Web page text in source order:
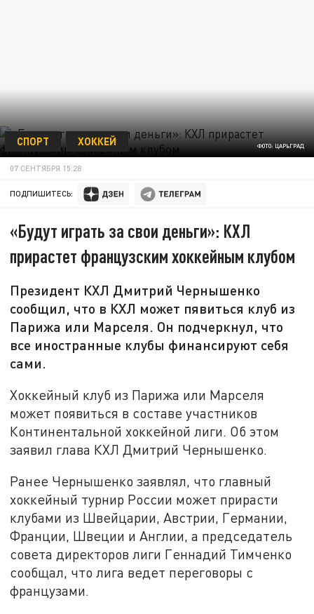
ФОТО: ЦАРЬГРАД
СПОРТ ХОККЕЙ
07 СЕНТЯБРЯ 15:28
ПОДПИШИТЕСЬ:
«Будут играть за свои деньги»: КХЛ
прирастет французским хоккейным клубом
Президент КХЛ Дмитрий Чернышенко
сообщил, что в КХЛ может пявиться клуб из
Парижа или Марселя. Он подчеркнул, что
все иностранные клубы финансируют себя
сами.
Хоккейный клуб из Парижа или Марселя
может появиться в составе участников
Континентальной хоккейной лиги. Об этом
заявил глава КХЛ Дмитрий Чернышенко.
Ранее Чернышенко заявлял, что главный
хоккейный турнир России может прирасти
клубами из Швейцарии, Австрии, Германии,
Франции, Швеции и Англии, а председатель
совета директоров лиги Геннадий Тимченко
сообщал, что лига ведет переговоры с
французами.